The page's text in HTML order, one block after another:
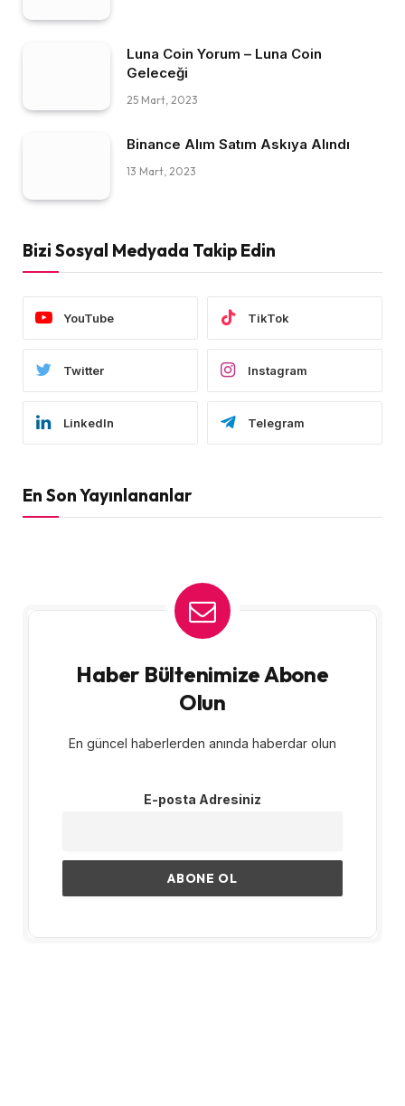
Luna Coin Yorum – Luna Coin
Geleceği
25 Mart, 2023
Binance Alım Satım Askıya Alındı
13 Mart, 2023
Bizi Sosyal Medyada Takip Edin
YouTube TikTok
Twitter Instagram
LinkedIn Telegram
En Son Yayınlananlar
Haber Bültenimize Abone
Olun
En güncel haberlerden anında haberdar olun
E-posta Adresiniz